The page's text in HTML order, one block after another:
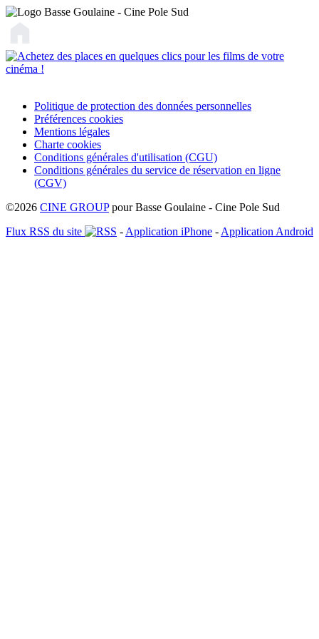
Politique de protection des données personnelles
Préférences cookies
Mentions légales
Charte cookies
Conditions générales d'utilisation (CGU)
Conditions générales du service de réservation en ligne
(CGV)
©2026 CINE GROUPpour Basse Goulaine - Cine Pole Sud
Flux RSS du site
- Application iPhone - Application Android